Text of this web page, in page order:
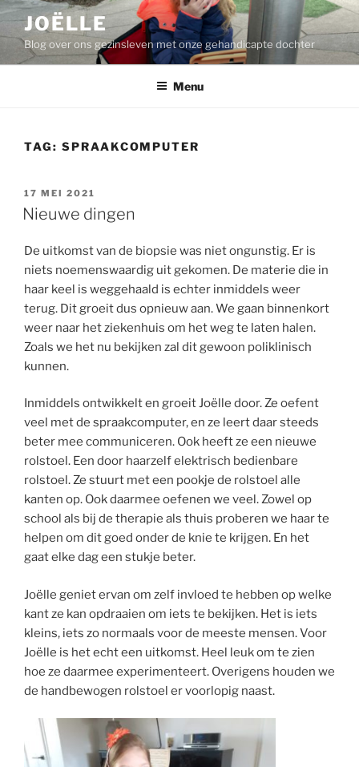
Ga
inhoud
JOËLLE
Blog over ons gezinsleven met onze gehandicapte dochter
Menu
TAG: SPRAAKCOMPUTER
GEPLAATST
OP
17 MEI 2021
Nieuwe dingen
De uitkomst van de biopsie was niet ongunstig. Er is
niets noemenswaardig uit gekomen. De materie die in
haar keel is weggehaald is echter inmiddels weer
terug. Dit groeit dus opnieuw aan. We gaan binnenkort
weer naar het ziekenhuis om het weg te laten halen.
Zoals we het nu bekijken zal dit gewoon poliklinisch
kunnen.
Inmiddels ontwikkelt en groeit Joëlle door. Ze oefent
veel met de spraakcomputer, en ze leert daar steeds
beter mee communiceren. Ook heeft ze een nieuwe
rolstoel. Een door haarzelf elektrisch bedienbare
rolstoel. Ze stuurt met een pookje de rolstoel alle
kanten op. Ook daarmee oefenen we veel. Zowel op
school als bij de therapie als thuis proberen we haar te
helpen om dit goed onder de knie te krijgen. En het
gaat elke dag een stukje beter.
Joëlle geniet ervan om zelf invloed te hebben op welke
kant ze kan opdraaien om iets te bekijken. Het is iets
kleins, iets zo normaals voor de meeste mensen. Voor
Joëlle is het echt een uitkomst. Heel leuk om te zien
hoe ze daarmee experimenteert. Overigens houden we
de handbewogen rolstoel er voorlopig naast.